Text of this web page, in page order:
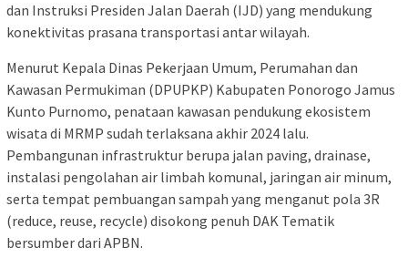
dan Instruksi Presiden Jalan Daerah (IJD) yang mendukung
konektivitas prasana transportasi antar wilayah.
Menurut Kepala Dinas Pekerjaan Umum, Perumahan dan
Kawasan Permukiman (DPUPKP) Kabupaten Ponorogo Jamus
Kunto Purnomo, penataan kawasan pendukung ekosistem
wisata di MRMP sudah terlaksana akhir 2024 lalu.
Pembangunan infrastruktur berupa jalan paving, drainase,
instalasi pengolahan air limbah komunal, jaringan air minum,
serta tempat pembuangan sampah yang menganut pola 3R
(reduce, reuse, recycle) disokong penuh DAK Tematik
bersumber dari APBN.